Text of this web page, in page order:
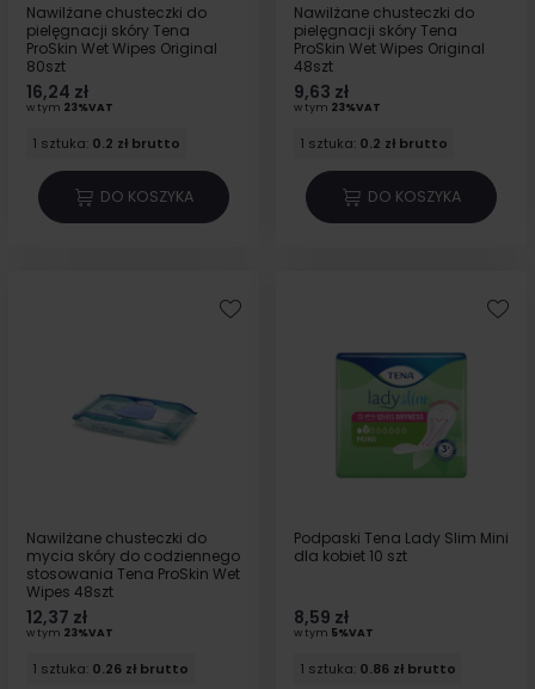
Nawilżane chusteczki do
pielęgnacji skóry Tena
ProSkin Wet Wipes Original
80szt
16,24 zł
w tym 23%VAT
1 sztuka: 0.2 zł brutto
DO KOSZYKA
Nawilżane chusteczki do
pielęgnacji skóry Tena
ProSkin Wet Wipes Original
48szt
9,63 zł
w tym 23%VAT
1 sztuka: 0.2 zł brutto
DO KOSZYKA
Nawilżane chusteczki do
mycia skóry do codziennego
stosowania Tena ProSkin Wet
Wipes 48szt
12,37 zł
w tym 23%VAT
1 sztuka: 0.26 zł brutto
Podpaski Tena Lady Slim Mini
dla kobiet 10 szt
8,59 zł
w tym 5%VAT
1 sztuka: 0.86 zł brutto